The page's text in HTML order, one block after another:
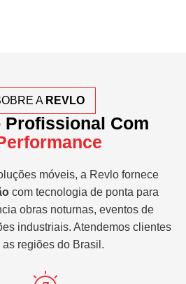
A REVLO
Profissional Com
móveis, a Revlo fornece
com tecnologia de ponta para
obras noturnas, eventos de
industriais. Atendemos clientes
as regiões do Brasil.